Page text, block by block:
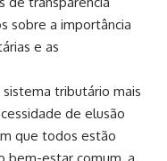
sobre a importância
e as
tributário mais
de elusão
que todos estão